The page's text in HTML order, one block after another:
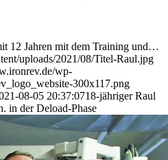
12 Jahren mit dem Training und…
uploads/2021/08/Titel-Raul.jpg
wp-
300x117.png
08-05 20:37:0718-jähriger Raul
in der Deload-Phase